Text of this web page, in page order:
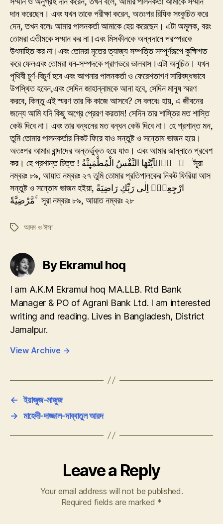
দান করেছেন। এবং যখন তাকে পরীক্ষা করেন, অতঃপর রিযিক সংকুচিত করে
দেন, তখন বলেঃ আমার পালনকর্তা আমাকে হেয় করেছেন। এটা অমূলক, বরং
তোমরা এতীমকে সম্মান কর না।এবং মিসকীনকে অন্নদানে পরস্পরকে
উৎসাহিত কর না।এবং তোমরা মৃতের ত্যাজ্য সম্পত্তি সম্পূর্ণরূপে কুক্ষিগত
করে ফেলএবং তোমরা ধন-সম্পদকে প্রাণভরে ভালবাস।এটা অনুচিত। যখন
পৃথিবী চুর্ণ-বিচুর্ণ হবে এবং আপনার পালনকর্তা ও ফেরেশতাগণ সারিবদ্ধভাবে
উপস্থিত হবেন,এবং সেদিন জাহান্নামকে আনা হবে, সেদিন মানুষ স্মরণ
করবে, কিন্তু এই স্মরণ তার কি কাজে আসবে? সে বলবেঃ হায়, এ জীবনের
জন্যে আমি যদি কিছু অগ্রে প্রেরণ করতাম! সেদিন তার শাস্তির মত শাস্তি
কেউ দিবে না। এবং তার বন্ধনের মত বন্ধন কেউ দিবে না। হে প্রশান্ত মন,
তুমি তোমার পালনকর্তার নিকট ফিরে যাও সন্তুষ্ট ও সন্তোষ ভাজন হয়ে।
অতঃপর আমার বান্দাদের অন্তর্ভুক্ত হয়ে যাও। এবং আমার জান্নাতে প্রবেশ
কর। হে প্রশান্ত চিত্ত ! يٰۤاَيَّتُهَا النَّفْسُ الْمُطْمَٮِٕنَّةُ  ۖ সূরা
নম্বরঃ ৮৯, আয়াত নম্বরঃ ২৭ তুমি তোমার প্রতিপালকের নিকট ফিরিয়া আস
সন্তুষ্ট ও সন্তোষ ভাজন হইয়া, ارْجِعِىْۤ اِلٰى رَبِّكِ رَاضِيَةً
مَّرْضِيَّةً‌ ۚ সূরা নম্বরঃ ৮৯, আয়াত নম্বরঃ ২৮
Tagsআদম ও ঈসা
By Ekramul hoq
I am A.K.M Ekramul hoq MA.LLB. Rtd Bank
Manager & PO of Agrani Bank Ltd. I am interested
writing and reading. Lives in Bangladesh, District
Jamalpur.
View Archive →
← ইয়াজুজ-মাজুজ
→ মাহেদী-দাজ্জাল-দাব্বাতুল আরদ
Leave a Reply
Your email address will not be published.
Required fields are marked *